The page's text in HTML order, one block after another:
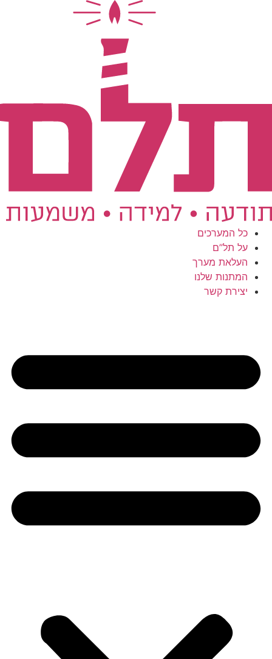
כל המערכים
על תל”ם
העלאת מערך
המתנות שלנו
יצירת קשר